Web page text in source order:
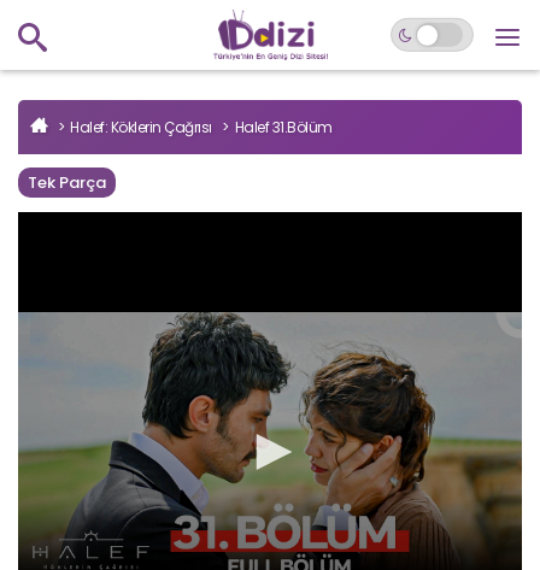
Halef: Köklerin Çağrısı Halef 31.Bölüm
Tek Parça